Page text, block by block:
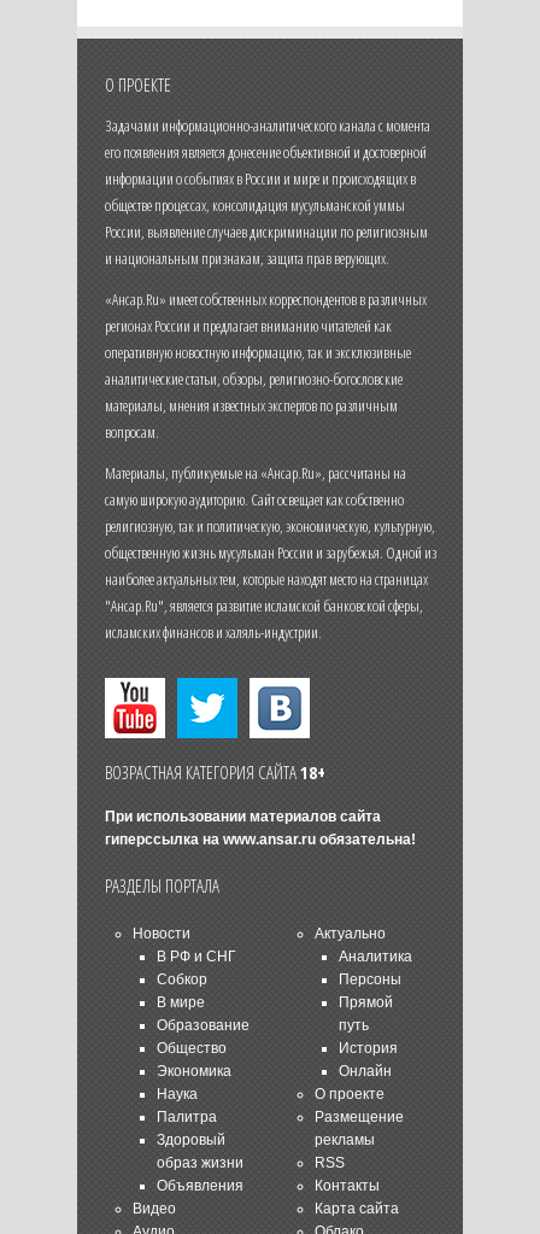
О ПРОЕКТЕ
Задачами информационно-аналитического канала с момента
его появления является донесение объективной и достоверной
информации о событиях в России и мире и происходящих в
обществе процессах, консолидация мусульманской уммы
России, выявление случаев дискриминации по религиозным
и национальным признакам, защита прав верующих.
«Ансар.Ru» имеет собственных корреспондентов в различных
регионах России и предлагает вниманию читателей как
оперативную новостную информацию, так и эксклюзивные
аналитические статьи, обзоры, религиозно-богословские
материалы, мнения известных экспертов по различным
вопросам.
Материалы, публикуемые на «Ансар.Ru», рассчитаны на
самую широкую аудиторию. Сайт освещает как собственно
религиозную, так и политическую, экономическую, культурную,
общественную жизнь мусульман России и зарубежья. Одной из
наиболее актуальных тем, которые находят место на страницах
"Ансар.Ru", является развитие исламской банковской сферы,
исламских финансов и халяль-индустрии.
ВОЗРАСТНАЯ КАТЕГОРИЯ САЙТА18+
При использовании материалов сайта
гиперссылка на www.ansar.ruобязательна!
РАЗДЕЛЫ ПОРТАЛА
Новости
В РФ и СНГ
Собкор
В мире
Образование
Общество
Экономика
Наука
Палитра
Здоровый
образ жизни
Объявления
Видео
Актуально
Аналитика
Персоны
Прямой
путь
История
Онлайн
О проекте
Размещение
рекламы
RSS
Контакты
Карта сайта